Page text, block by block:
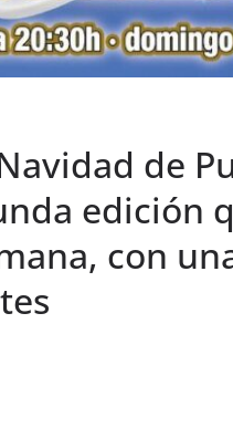
de
edición
con